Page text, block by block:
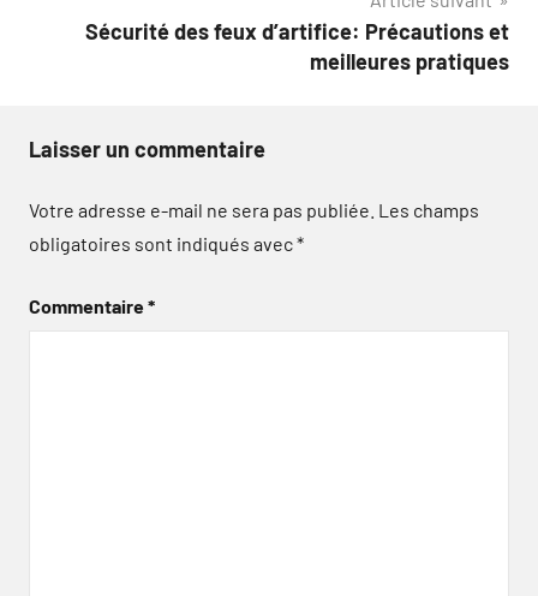
Sécurité des feux d’artifice: Précautions et
meilleures pratiques
Laisser un commentaire
Votre adresse e-mail ne sera pas publiée. Les champs
obligatoires sont indiqués avec*
Commentaire*